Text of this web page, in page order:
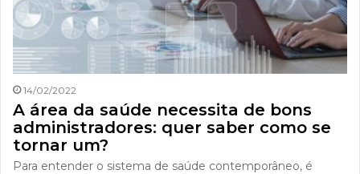
14/02/2022
A área da saúde necessita de bons
administradores: quer saber como se
tornar um?
Para entender o sistema de saúde contemporâneo, é